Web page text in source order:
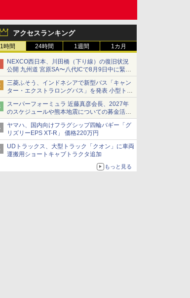
アクセスランキング
1時間 24時間 1週間 1カ月
NEXCO西日本、川田橋（下り線）の復旧状況
公開 九州道 宮原SA〜八代ICで8月9日中に緊急
車両を通行可能に
三菱ふそう、インドネシアで新型バス「キャン
ター・エクストラロングバス」を発表 小型トラ
ックベースの観光・旅客輸送向けバス
スーパーフォーミュラ 近藤真彦会長、2027年
のスケジュールや熊本地震についての募金活動
を紹介
ヤマハ、国内向けフラグシップ四輪バギー「グ
リズリーEPS XT-R」 価格220万円
UDトラックス、大型トラック「クオン」に車両
運搬用ショートキャブトラクタ追加
もっと見る